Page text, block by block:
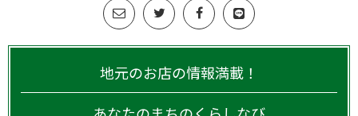
地元のお店の情報満載！